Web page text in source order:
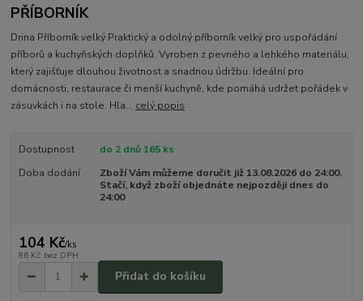
PŘÍBORNÍK
Drina Příborník velký Praktický a odolný příborník velký pro uspořádání
příborů a kuchyňských doplňků. Vyroben z pevného a lehkého materiálu,
který zajišťuje dlouhou životnost a snadnou údržbu. Ideální pro
domácnosti, restaurace či menší kuchyně, kde pomáhá udržet pořádek v
zásuvkách i na stole. Hla... celý popis
Dostupnost
do 2 dnů 165 ks
Doba dodání
Zboží Vám můžeme doručit již 13.08.2026 do 24:00.
Stačí, když zboží objednáte nejpozději dnes do
24:00
104 Kč/ks
86 Kč bez DPH
Přidat do košíku